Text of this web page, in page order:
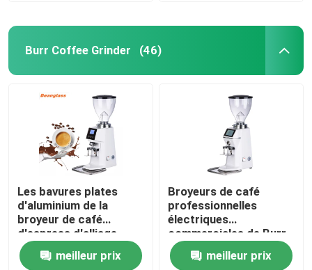
Burr Coffee Grinder (46)
Les bavures plates
d'aluminium de la
broyeur de café
d'espress d'alliage
64mm tochscreen la
broyeurmeilleur prix
Broyeurs de café
professionnelles
électriques
commerciales de Burr
Grinder Industrial
Espresso Large
meilleur prix